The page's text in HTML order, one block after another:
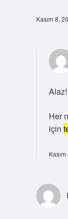
Kasım 8,
Alaz!
Her
için